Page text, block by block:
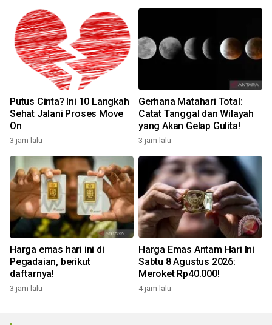
Putus Cinta? Ini 10 Langkah
Sehat Jalani Proses Move
On
3 jam lalu
Gerhana Matahari Total:
Catat Tanggal dan Wilayah
yang Akan Gelap Gulita!
3 jam lalu
Harga emas hari ini di
Pegadaian, berikut
daftarnya!
3 jam lalu
Harga Emas Antam Hari Ini
Sabtu 8 Agustus 2026:
Meroket Rp40.000!
4 jam lalu